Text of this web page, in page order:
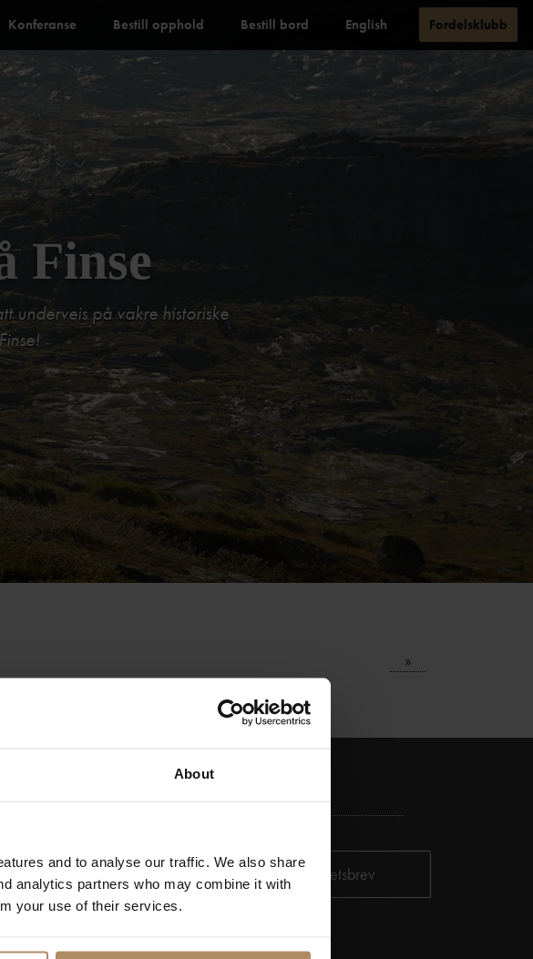
About
and to analyse our traffic. We also share
analytics partners who may combine it with
your use of their services.
Konferanse Bestill opphold Bestill bord English Fordelsklubb
Finse
underveis på vakre historiske
»
om våre produkter og tjenester. Du kan
oss til å beskytte ditt personvern,